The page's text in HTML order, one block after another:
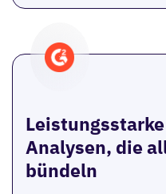
Analysen, die
bündeln